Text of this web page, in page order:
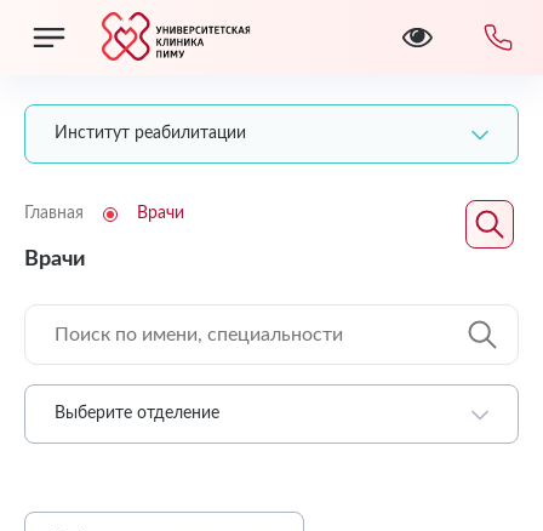
Институт реабилитации
Главная Врачи
Врачи
Выберите отделение